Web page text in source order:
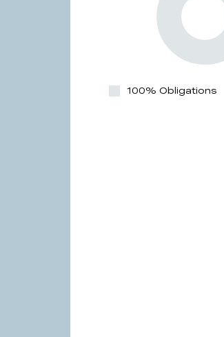
100% Obligations